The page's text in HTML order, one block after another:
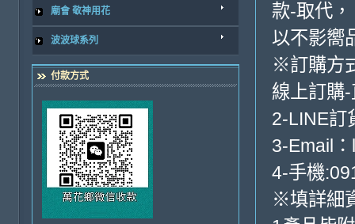
廟會 敬神用花
波波球系列
付款方式
款-取代，
以不影嚮
※訂購方
線上訂購
2-LINE訂
3-Email
4-手機
※填詳細